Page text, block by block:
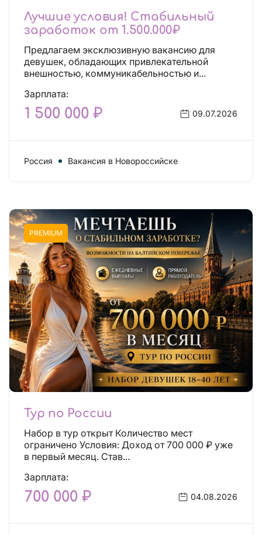
Лучшие условия! Стабильный
заработок от 1.500.000₽
Предлагаем эксклюзивную вакансию для
девушек, обладающих привлекательной
внешностью, коммуникабельностью и...
Зарплата:
1 500 000 ₽ 09.07.2026
Россия Вакансия в Новороссийске
PREMIUM
Тур по России
Набор в тур открыт Количество мест
ограничено Условия: Доход от 700 000 ₽ уже
в первый месяц. Став...
Зарплата:
700 000 ₽ 04.08.2026